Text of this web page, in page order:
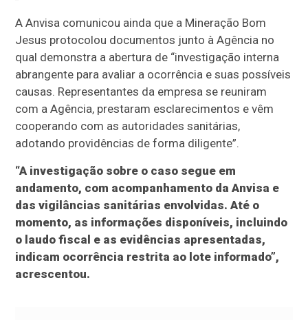
A Anvisa comunicou ainda que a Mineração Bom
Jesus protocolou documentos junto à Agência no
qual demonstra a abertura de “investigação interna
abrangente para avaliar a ocorrência e suas possíveis
causas. Representantes da empresa se reuniram
com a Agência, prestaram esclarecimentos e vêm
cooperando com as autoridades sanitárias,
adotando providências de forma diligente”.
“A investigação sobre o caso segue em
andamento, com acompanhamento da Anvisa e
das vigilâncias sanitárias envolvidas. Até o
momento, as informações disponíveis, incluindo
o laudo fiscal e as evidências apresentadas,
indicam ocorrência restrita ao lote informado”,
acrescentou.